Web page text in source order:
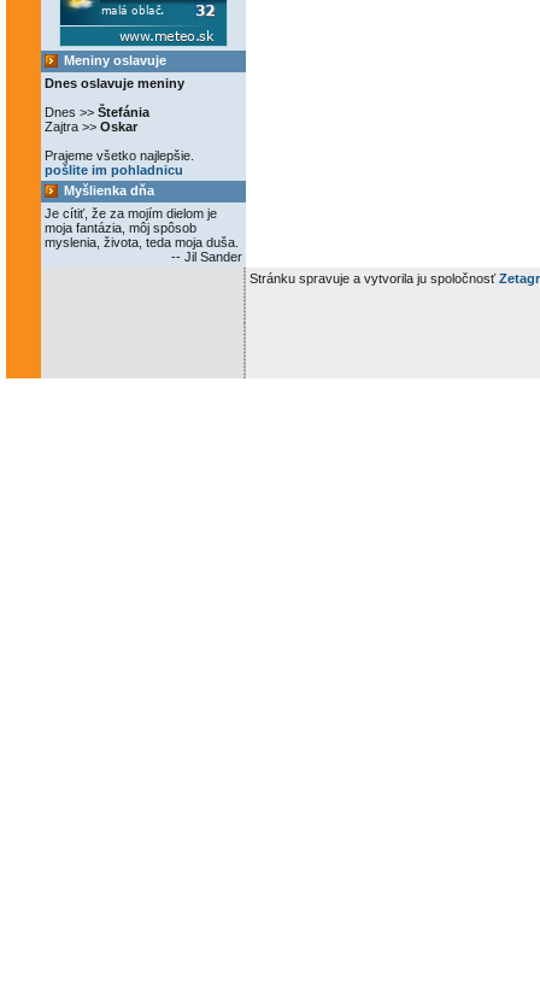
Meniny oslavuje
Dnes oslavuje meniny
Dnes >> Štefánia
Zajtra >> Oskar
Prajeme všetko najlepšie.
pošlite im pohladnicu
Myšlienka dňa
Je cítiť, že za mojím dielom je
moja fantázia, môj spôsob
myslenia, života, teda moja duša.
-- Jil Sander
Stránku spravuje a vytvorila ju spoločnosť